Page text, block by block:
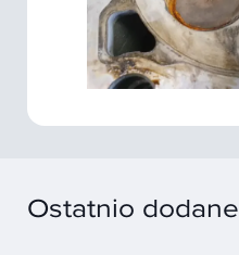
Ostatnio dodane